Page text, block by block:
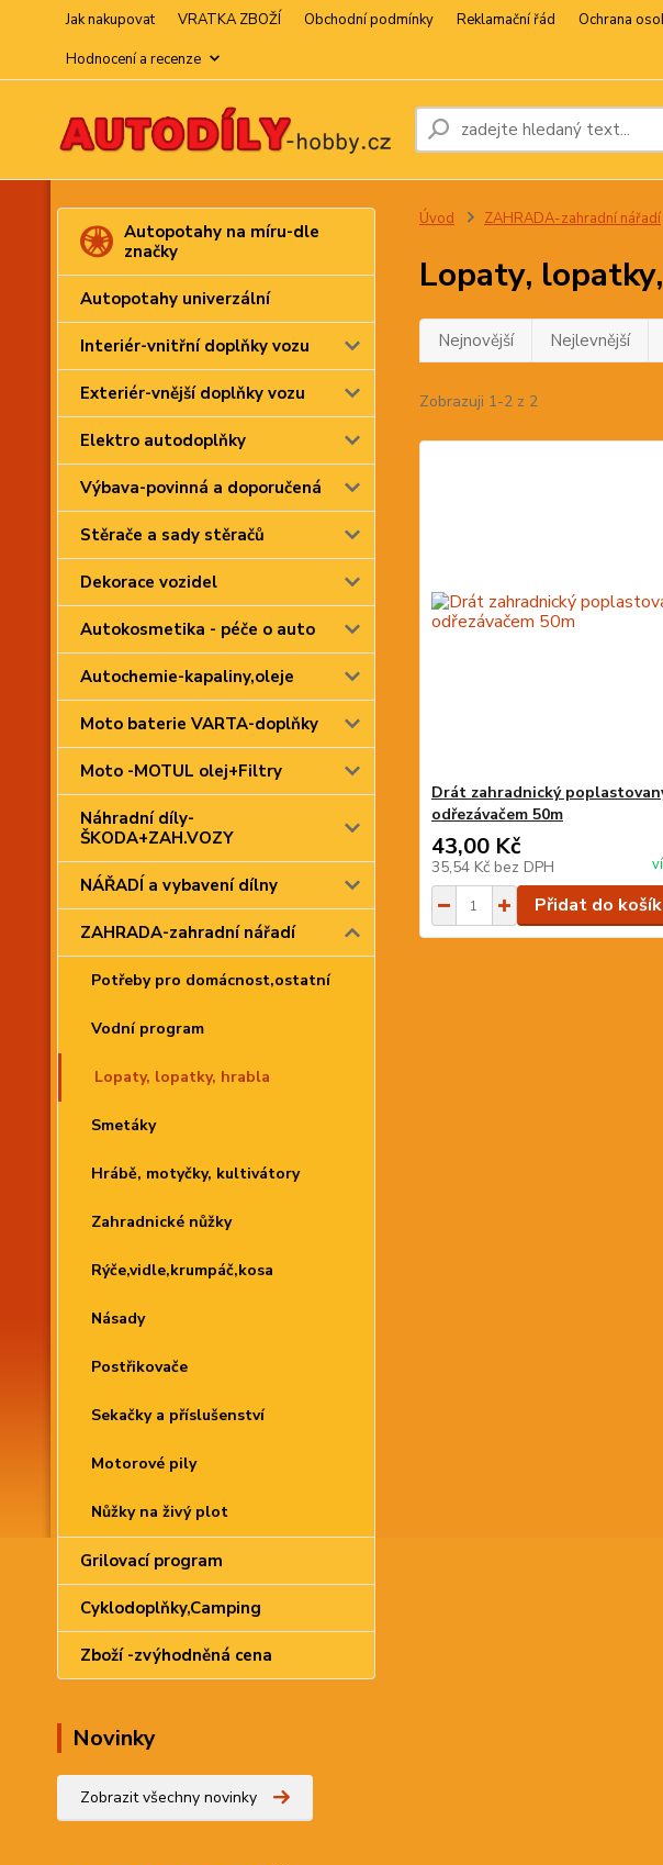
Jak nakupovat VRATKA ZBOŽÍ Obchodní podmínky Reklamační řád Ochrana
Hodnocení a recenze
Autopotahy na míru-dle
značky
Autopotahy univerzální
Interiér-vnitřní doplňky vozu
Exteriér-vnější doplňky vozu
Elektro autodoplňky
Výbava-povinná a doporučená
Stěrače a sady stěračů
Dekorace vozidel
Autokosmetika - péče o auto
Autochemie-kapaliny,oleje
Moto baterie VARTA-doplňky
Moto -MOTUL olej+Filtry
Náhradní díly-
ŠKODA+ZAH.VOZY
NÁŘADÍ a vybavení dílny
ZAHRADA-zahradní nářadí
Potřeby pro domácnost,ostatní
Vodní program
Lopaty, lopatky, hrabla
Smetáky
Hrábě, motyčky, kultivátory
Zahradnické nůžky
Rýče,vidle,krumpáč,kosa
Násady
Postřikovače
Sekačky a příslušenství
Motorové pily
Nůžky na živý plot
Grilovací program
Cyklodoplňky,Camping
Zboží -zvýhodněná cena
Novinky
Zobrazit všechny novinky
Úvod ZAHRADA-zahradní nářadí
Lopaty,
Nejnovější Nejlevnější
Zobrazuji 1-2 z 2
Drát zahradnický
odřezávačem 50m
43,00 Kč
35,54 Kč bez DPH
Přidat do